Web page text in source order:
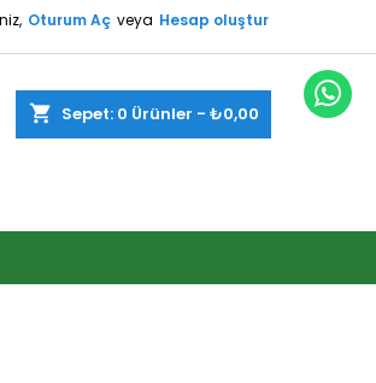
Oturum Aç veya Hesap oluştur
shopping_cart Sepet: 0 Ürünler - ₺0,00